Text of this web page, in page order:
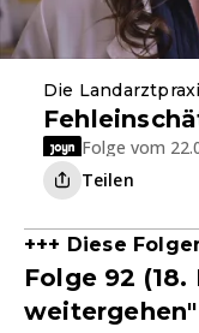
Die
Folge vom
Teilen
+++ Diese
Folge 92 (18.
weitergehen"